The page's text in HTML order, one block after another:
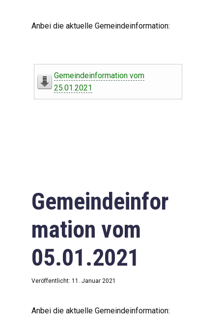
Anbei die aktuelle Gemeindeinformation:
Gemeindeinformation vom
25.01.2021
Gemeindeinfor
mation vom
05.01.2021
Veröffentlicht: 11. Januar 2021
Anbei die aktuelle Gemeindeinformation: